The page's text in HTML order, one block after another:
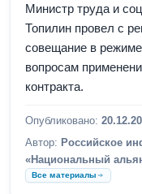
Министр труда и
Топилин провел с
совещание в
вопросам
контракта.
Опубликовано:
Автор: Российское
«Национальный
Все материалы